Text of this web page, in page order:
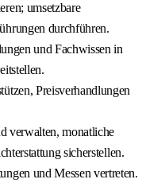
umsetzbare
durchführen.
und Fachwissen in
Preisverhandlungen
verwalten, monatliche
sicherstellen.
und Messen vertreten.